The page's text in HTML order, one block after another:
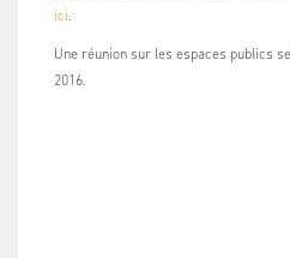
ici.
Une réunion sur les espaces publics
2016.